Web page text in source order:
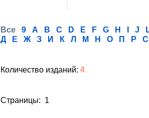
Все 9 A B C D E F G H J
Д
Е Ж З И К Л М Н О П Р С
Количество изданий: 4
Страницы: 1